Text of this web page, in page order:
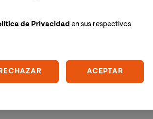
su
de Privacidad en sus respectivos
RECHAZAR ACEPTAR